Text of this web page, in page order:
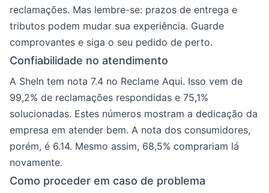
reclamações. Mas lembre-se: prazos de entrega e
tributos podem mudar sua experiência. Guarde
comprovantes e siga o seu pedido de perto.
Confiabilidade no atendimento
A SheIn tem nota 7.4 no Reclame Aqui. Isso vem de
99,2% de reclamações respondidas e 75,1%
solucionadas. Estes números mostram a dedicação da
empresa em atender bem. A nota dos consumidores,
porém, é 6.14. Mesmo assim, 68,5% comprariam lá
novamente.
Como proceder em caso de problema